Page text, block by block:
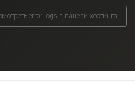
error logs в панели хостинга